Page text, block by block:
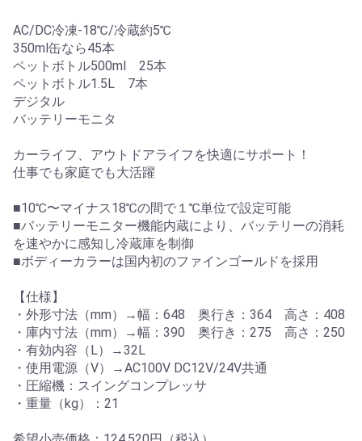
AC/DC冷凍-18℃/冷蔵約5℃
350ml缶なら45本
ペットボトル500ml 25本
ペットボトル1.5L 7本
デジタル
バッテリーモニタ
カーライフ、アウトドアライフを快適にサポート！
仕事でも家庭でも大活躍
■10℃〜マイナス18℃の間で１℃単位で設定可能
■バッテリーモニター機能内蔵により、バッテリーの消耗
を速やかに感知し冷蔵庫を制御
■ボディーカラーは国内初のファインゴールドを採用
【仕様】
・外形寸法（mm）→幅：648 奥行き：364 高さ：408
・庫内寸法（mm）→幅：390 奥行き：275 高さ：250
・有効内容（L）→32L
・使用電源（V）→AC100V DC12V/24V共通
・圧縮機：スイングコンプレッサ
・重量（kg）：21